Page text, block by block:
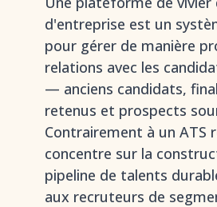
d'entreprise est un
pour gérer de manière
relations avec les
— anciens candidats,
retenus et prospects
Contrairement à un ATS
concentre sur la
pipeline de talents
aux recruteurs de